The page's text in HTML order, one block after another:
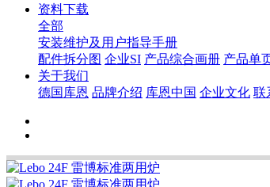
资料下载
全部
安装维护及用户指导手册
配件拆分图 企业SI 产品综合画册 产品单
关于我们
德国库恩 品牌介绍 库恩中国 企业文化 联